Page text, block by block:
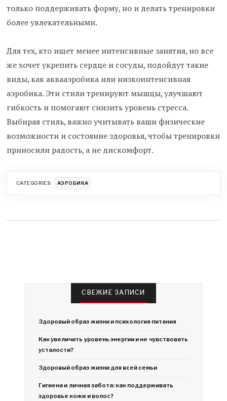
только поддерживать форму, но и делать тренировки
более увлекательными.
Для тех, кто ищет менее интенсивные занятия, но все
же хочет укрепить сердце и сосуды, подойдут такие
виды, как аквааэробика или низкоинтенсивная
аэробика. Эти стили тренируют мышцы, улучшают
гибкость и помогают снизить уровень стресса.
Выбирая стиль, важно учитывать ваши физические
возможности и состояние здоровья, чтобы тренировки
приносили радость, а не дискомфорт.
CATEGORIES: АЭРОБИКА
СВЕЖИЕ ЗАПИСИ
Здоровый образ жизни и психология питания
Как увеличить уровень энергии и не чувствовать
усталости?
Здоровый образ жизни для всей семьи
Гигиена и личная забота: как поддерживать
здоровье кожи и волос?